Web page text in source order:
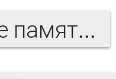
Книжные памятники